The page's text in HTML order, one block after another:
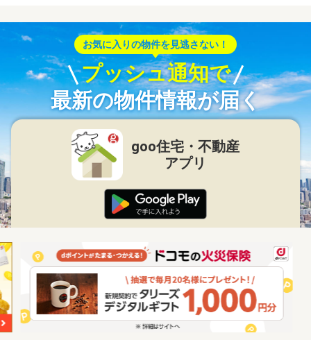
お気に入りの物件を見逃さない！
プッシュ通知で
最新の物件情報が届く
goo住宅・不動産
アプリ